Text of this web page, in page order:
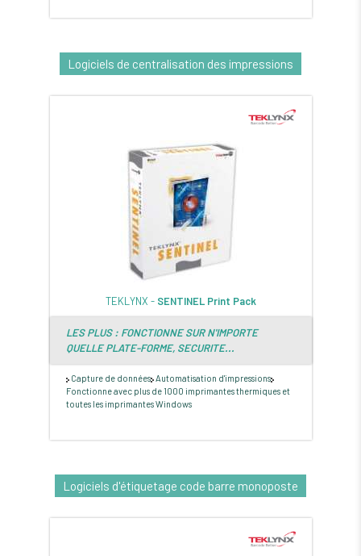
Logiciels de centralisation des impressions
TEKLYNX - SENTINEL Print Pack
LES PLUS : FONCTIONNE SUR N'IMPORTE
QUELLE PLATE-FORME, SECURITE...
Capture de données Automatisation d'impressions
Fonctionne avec plus de 1000 imprimantes thermiques et
toutes les imprimantes Windows
Logiciels d'étiquetage code barre monoposte